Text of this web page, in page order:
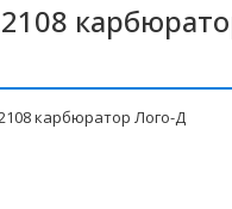
карбюратор Лого-Д